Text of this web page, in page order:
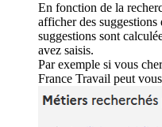
En fonction de la
afficher des
suggestions sont
avez saisis.
Par exemple si vous
France Travail peut